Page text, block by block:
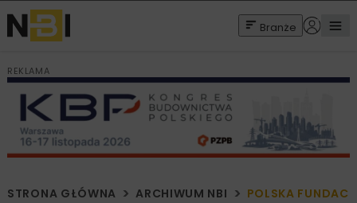
Branże
REKLAMA
STRONA GŁÓWNA ARCHIWUM NBI POLSKA